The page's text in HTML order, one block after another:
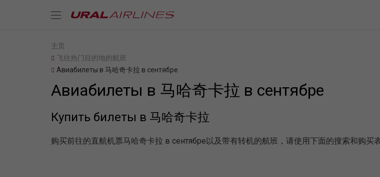
主页
飞往热门目的地的航班
Авиабилеты в 马哈奇卡拉 в сентябре
Авиабилеты в 马哈奇卡拉 в сентябре
Купить билеты в 马哈奇卡拉
购买前往的直航机票马哈奇卡拉 в сентябре以及带有转机的航班，请使用下面的搜索和购买表